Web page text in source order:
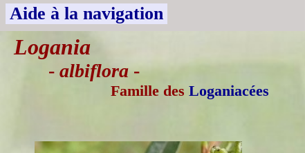
Aide à la navigation
Logania
- albiflora-
Famille des Loganiacées